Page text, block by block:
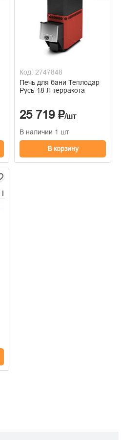
Код: 2747848
Печь для бани Теплодар
Русь-18 Л терракота
25 719 ₽/шт
В наличии 1 шт
В корзину